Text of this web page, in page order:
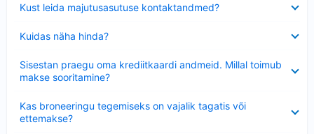
Kust leida majutusasutuse kontaktandmed?
Kuidas näha hinda?
Sisestan praegu oma krediitkaardi andmeid. Millal toimub
makse sooritamine?
Kas broneeringu tegemiseks on vajalik tagatis või
ettemakse?